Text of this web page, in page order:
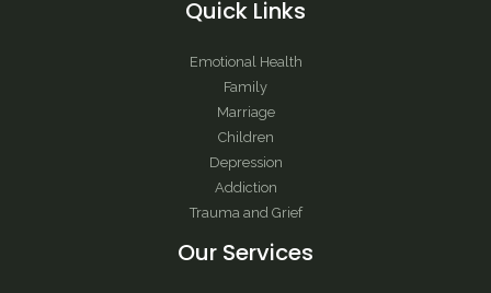
Quick Links
Emotional Health
Family
Marriage
Children
Depression
Addiction
Trauma and Grief
Our Services